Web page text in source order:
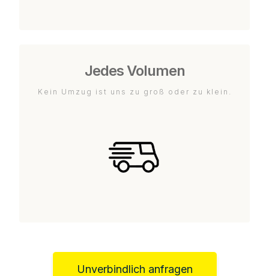
Jedes Volumen
Kein Umzug ist uns zu groß oder zu klein.
Unverbindlich anfragen